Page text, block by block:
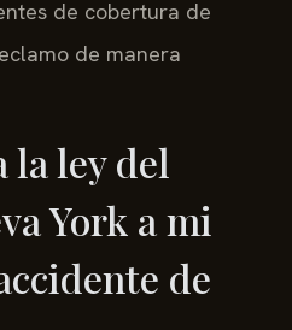
de cobertura de
de manera
la ley del
York a mi
de